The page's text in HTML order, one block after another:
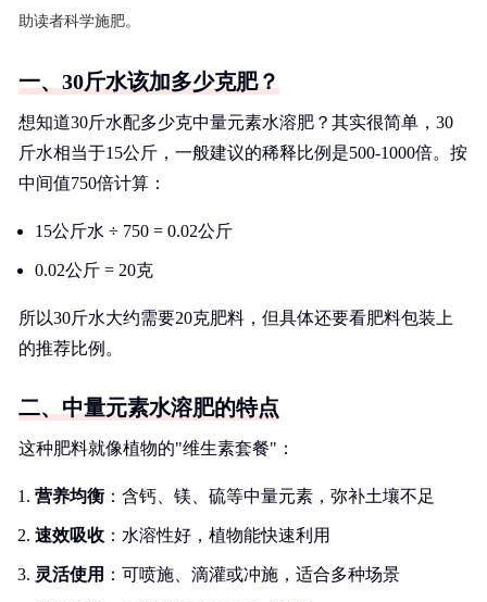
助读者科学施肥。
一、30斤水该加多少克肥？
想知道30斤水配多少克中量元素水溶肥？其实很简单，30
斤水相当于15公斤，一般建议的稀释比例是500-1000倍。按
中间值750倍计算：
15公斤水 ÷ 750 = 0.02公斤
0.02公斤 = 20克
所以30斤水大约需要20克肥料，但具体还要看肥料包装上
的推荐比例。
二、中量元素水溶肥的特点
这种肥料就像植物的"维生素套餐"：
营养均衡 ：含钙、镁、硫等中量元素，弥补土壤不足
速效吸收 ：水溶性好，植物能快速利用
灵活使用 ：可喷施、滴灌或冲施，适合多种场景